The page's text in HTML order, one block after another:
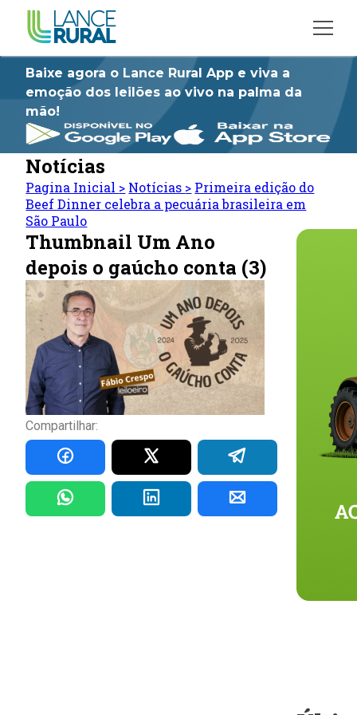
Baixe agora o Lance Rural App e viva a
emoção dos leilões ao vivo na palma da
mão!
Notícias
Pagina Inicial > Notícias > Primeira edição do
Beef Dinner celebra a pecuária brasileira em
São Paulo
Thumbnail Um Ano
depois o gaúcho conta (3)
Compartilhar: